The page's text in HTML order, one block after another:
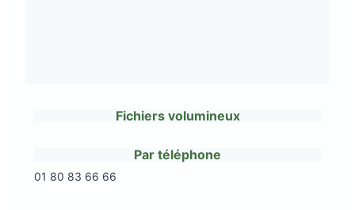
Fichiers volumineux
Par téléphone
01 80 83 66 66